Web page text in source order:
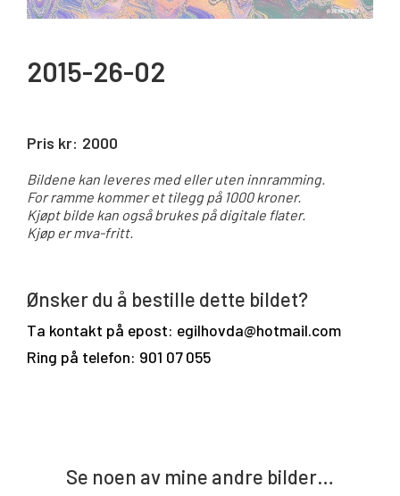
2015-26-02
Pris kr: 2000
Bildene kan leveres med eller uten innramming.
For ramme kommer et tilegg på 1000 kroner.
Kjøpt bilde kan også brukes på digitale flater.
Kjøp er mva-fritt.
Ønsker du å bestille dette bildet?
Ta kontakt på epost: egilhovda@hotmail.com
Ring på telefon: 901 07 055
Se noen av mine andre bilder…